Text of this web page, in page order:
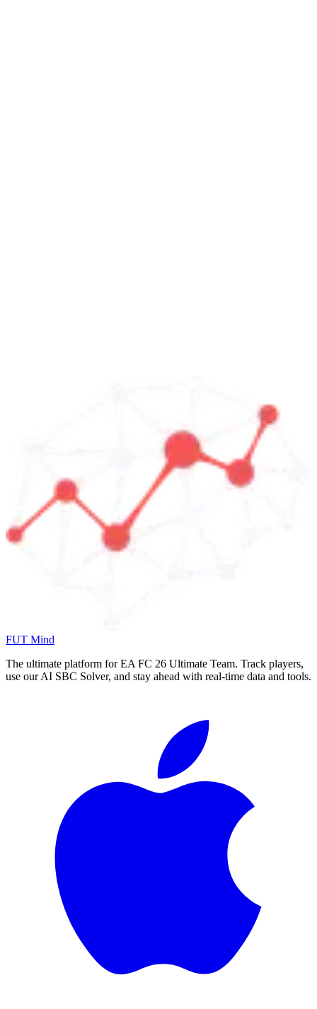
FUT Mind
The ultimate platform for EA FC 26 Ultimate Team. Track players,
use our AI SBC Solver, and stay ahead with real-time data and tools.